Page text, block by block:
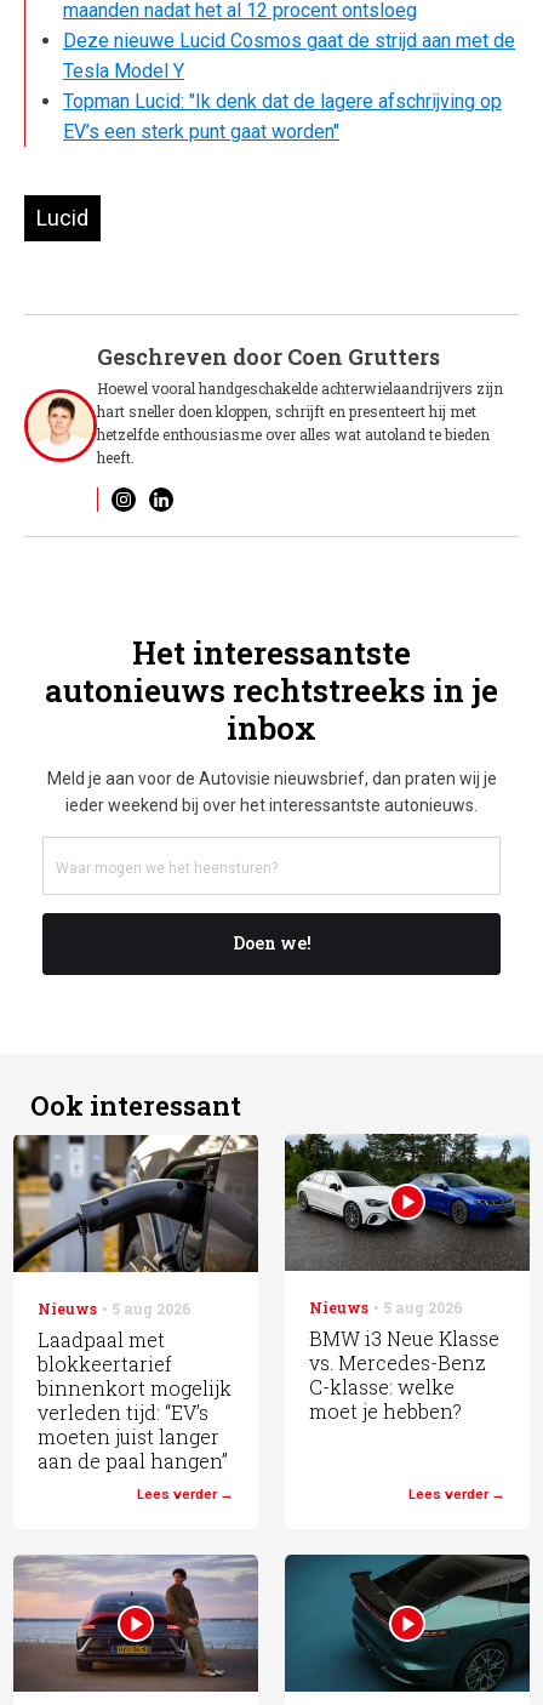
maanden nadat het al 12 procent ontsloeg
Deze nieuwe Lucid Cosmos gaat de strijd aan met de
Tesla Model Y
Topman Lucid: "Ik denk dat de lagere afschrijving op
EV’s een sterk punt gaat worden"
Lucid
Geschreven door Coen Grutters
Hoewel vooral handgeschakelde achterwielaandrijvers zijn
hart sneller doen kloppen, schrijft en presenteert hij met
hetzelfde enthousiasme over alles wat autoland te bieden
heeft.
Het interessantste
autonieuws rechtstreeks in je
inbox
Meld je aan voor de Autovisie nieuwsbrief, dan praten wij je
ieder weekend bij over het interessantste autonieuws.
Doen we!
Ook interessant
Nieuws 5 aug 2026
Laadpaal met
blokkeertarief
binnenkort mogelijk
verleden tijd: “EV’s
moeten juist langer
aan de paal hangen”
Lees verder
Nieuws 5 aug 2026
BMW i3 Neue Klasse
vs. Mercedes-Benz
C-klasse: welke
moet je hebben?
Lees verder